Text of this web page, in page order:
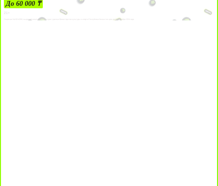
До 60 000 ₸
21+
Лицензии №24514359, выданной комитетом индустрии туризма Министерства культуры и спорта Республики Казахстан срок до 27 сентября 2034 года.